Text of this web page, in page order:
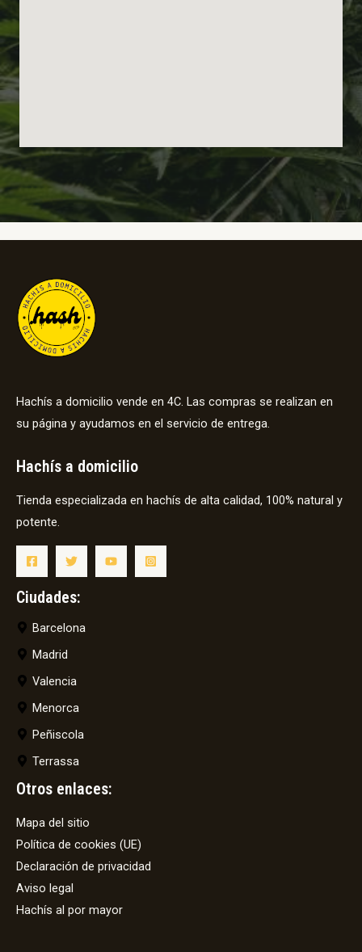
Hachís a domicilio vende en 4C. Las compras se realizan en
su página y ayudamos en el servicio de entrega.
Hachís a domicilio
Tienda especializada en hachís de alta calidad, 100% natural y
potente.
Ciudades:
Barcelona
Madrid
Valencia
Menorca
Peñiscola
Terrassa
Otros enlaces:
Mapa del sitio
Política de cookies (UE)
Declaración de privacidad
Aviso legal
Hachís al por mayor